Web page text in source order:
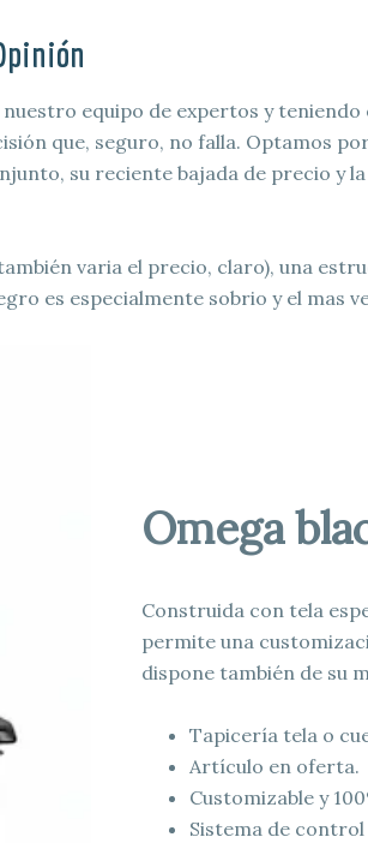
equipo de expertos y teniendo
que, seguro, no falla. Optamos
su reciente bajada de precio y
varia el precio, claro), una
es especialmente sobrio y el mas
Omega
Construida con tela
permite una
dispone también de su
Tapicería tela o
Artículo en oferta.
Customizable y
Sistema de